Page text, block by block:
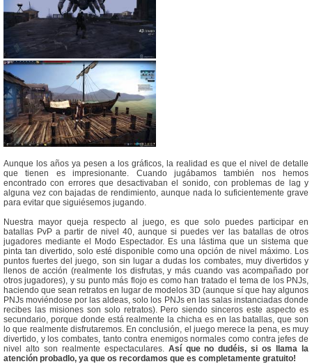
Aunque los años ya pesen a los gráficos, la realidad es que el nivel de detalle
que tienen es impresionante. Cuando jugábamos también nos hemos
encontrado con errores que desactivaban el sonido, con problemas de lag y
alguna vez con bajadas de rendimiento, aunque nada lo suficientemente grave
para evitar que siguiésemos jugando.
Nuestra mayor queja respecto al juego, es que solo puedes participar en
batallas PvP a partir de nivel 40, aunque si puedes ver las batallas de otros
jugadores mediante el Modo Espectador. Es una lástima que un sistema que
pinta tan divertido, solo esté disponible como una opción de nivel máximo. Los
puntos fuertes del juego, son sin lugar a dudas los combates, muy divertidos y
llenos de acción (realmente los disfrutas, y más cuando vas acompañado por
otros jugadores), y su punto más flojo es como han tratado el tema de los PNJs,
haciendo que sean retratos en lugar de modelos 3D (aunque sí que hay algunos
PNJs moviéndose por las aldeas, solo los PNJs en las salas instanciadas donde
recibes las misiones son solo retratos). Pero siendo sinceros este aspecto es
secundario, porque donde está realmente la chicha es en las batallas, que son
lo que realmente disfrutaremos. En conclusión, el juego merece la pena, es muy
divertido, y los combates, tanto contra enemigos normales como contra jefes de
nivel alto son realmente espectaculares. Así que no dudéis, si os llama la
atención probadlo, ya que os recordamos que es completamente gratuito!